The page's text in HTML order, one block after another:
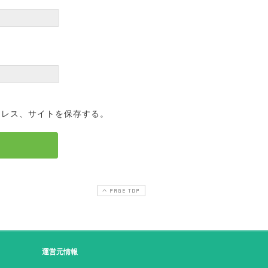
ス、サイトを保存する。
PAGE TOP
運営元情報